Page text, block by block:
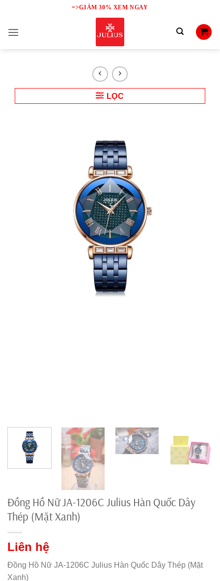
content
=>GIẢM 30% XEM NGAY
LỌC
Đồng Hồ Nữ JA-1206C Julius Hàn Quốc Dây
Thép (Mặt Xanh)
Liên hệ
Đồng Hồ Nữ JA-1206C Julius Hàn Quốc Dây Thép (Mặt
Xanh)